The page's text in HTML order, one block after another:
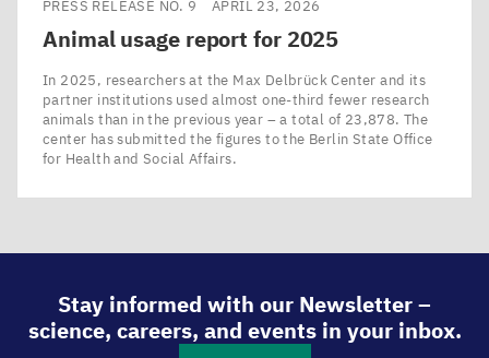
PRESS RELEASE NO. 9 APRIL 23, 2026
Animal usage report for 2025
In 2025, researchers at the Max Delbrück Center and its
partner institutions used almost one-third fewer research
animals than in the previous year – a total of 23,878. The
center has submitted the figures to the Berlin State Office
for Health and Social Affairs.
Stay informed with our Newsletter –
science, careers, and events in your inbox.